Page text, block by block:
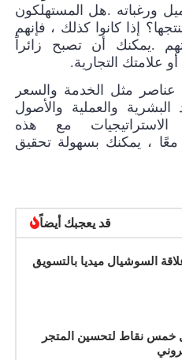
ورغباته .هل المستهلكون
إذا كانوا كذلك ، فإنهم
.يمكنك أن تصبح زائراً
علامتك التجارية.
مثل الخدمة والسعر
البشرية والعملية والأصول
الاستراتيجيات مع هذه
معًا ، يمكنك بسهولة تحقيق
قد يعجبك أيضاً
السوشيال ميديا بالتسويق
خمس نقاط لتحسين المتجر